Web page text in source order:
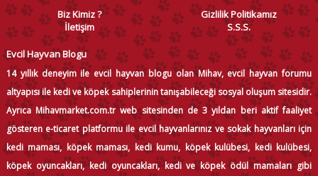
Biz Kimiz ?
Gizlilik Politikamız
İletişim
S.S.S.
Evcil Hayvan Blogu
14 yıllık deneyim ile evcil hayvan blogu olan Mihav, evcil hayvan forumu
altyapısı ile kedi ve köpek sahiplerinin tanışabileceği sosyal oluşum sitesidir.
Ayrıca Mihavmarket.com.tr web sitesinden de 3 yıldan beri aktif faaliyet
gösteren e-ticaret platformu ile evcil hayvanlarınız ve sokak hayvanları için
kedi maması, köpek maması, kedi kumu, köpek kulübesi, kedi kulübesi,
köpek oyuncakları, kedi oyuncakları, kedi ve köpek ödül mamaları gibi